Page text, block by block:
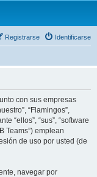
Identificarse
Registrarse
con sus empresas
“Flamingos”,
“ellos”, “sus”, “software
Teams”) emplean
de uso por usted (de
navegar por